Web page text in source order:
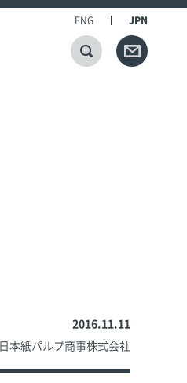
ENG JPN
2016.11.11
日本紙パルプ商事株式会社